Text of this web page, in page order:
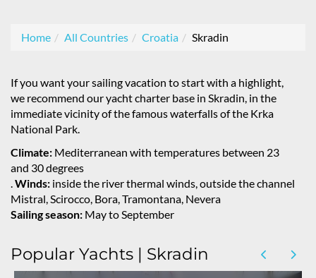
Home All Countries Croatia Skradin
If you want your sailing vacation to start with a highlight,
we recommend our yacht charter base in Skradin, in the
immediate vicinity of the famous waterfalls of the Krka
National Park.
Climate: Mediterranean with temperatures between 23
and 30 degrees
.Winds: inside the river thermal winds, outside the channel
Mistral, Scirocco, Bora, Tramontana, Nevera
Sailing season: May to September
Popular Yachts | Skradin